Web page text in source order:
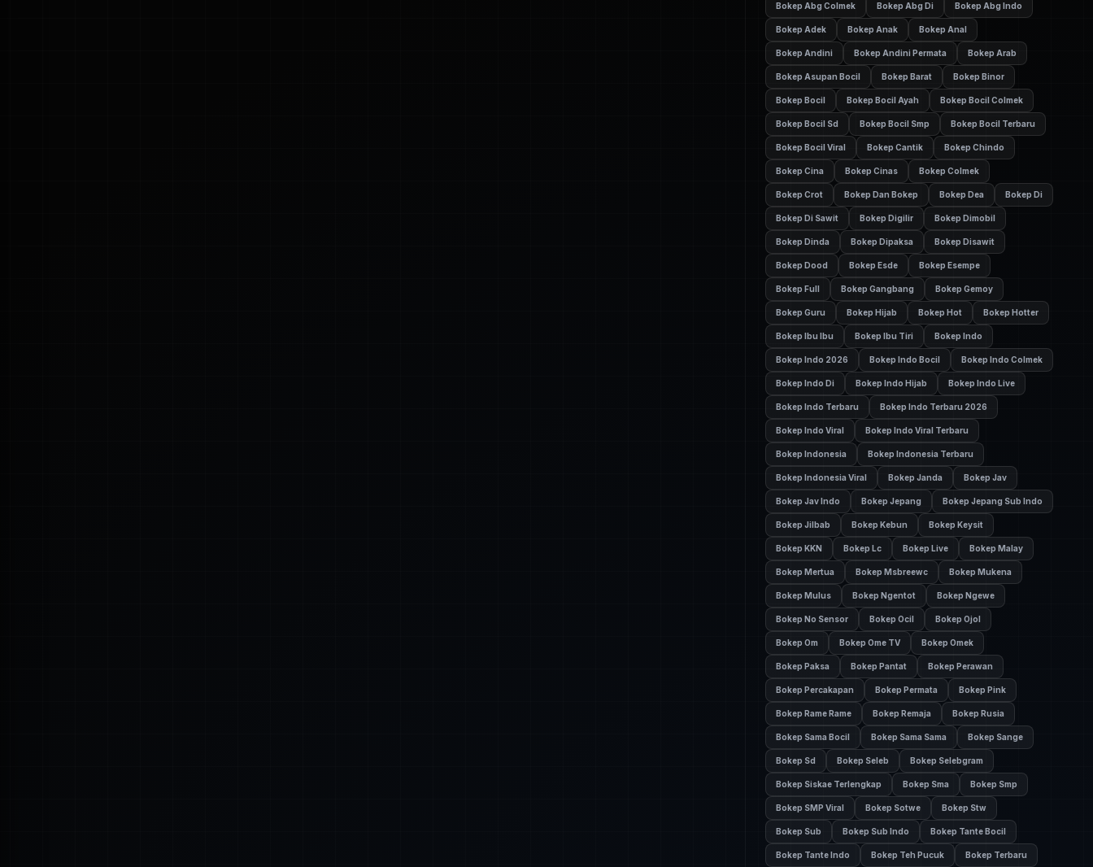
Bokep Abg Colmek Bokep Abg Di Bokep Abg Indo
Bokep Adek Bokep Anak Bokep Anal
Bokep Andini Bokep Andini Permata Bokep Arab
Bokep Asupan Bocil Bokep Barat Bokep Binor
Bokep Bocil Bokep Bocil Ayah Bokep Bocil Colmek
Bokep Bocil Sd Bokep Bocil Smp Bokep Bocil Terbaru
Bokep Bocil Viral Bokep Cantik Bokep Chindo
Bokep Cina Bokep Cinas Bokep Colmek
Bokep Crot Bokep Dan Bokep Bokep Dea Bokep Di
Bokep Di Sawit Bokep Digilir Bokep Dimobil
Bokep Dinda Bokep Dipaksa Bokep Disawit
Bokep Dood Bokep Esde Bokep Esempe
Bokep Full Bokep Gangbang Bokep Gemoy
Bokep Guru Bokep Hijab Bokep Hot Bokep Hotter
Bokep Ibu Ibu Bokep Ibu Tiri Bokep Indo
Bokep Indo 2026 Bokep Indo Bocil Bokep Indo Colmek
Bokep Indo Di Bokep Indo Hijab Bokep Indo Live
Bokep Indo Terbaru Bokep Indo Terbaru 2026
Bokep Indo Viral Bokep Indo Viral Terbaru
Bokep Indonesia Bokep Indonesia Terbaru
Bokep Indonesia Viral Bokep Janda Bokep Jav
Bokep Jav Indo Bokep Jepang Bokep Jepang Sub Indo
Bokep Jilbab Bokep Kebun Bokep Keysit
Bokep KKN Bokep Lc Bokep Live Bokep Malay
Bokep Mertua Bokep Msbreewc Bokep Mukena
Bokep Mulus Bokep Ngentot Bokep Ngewe
Bokep No Sensor Bokep Ocil Bokep Ojol
Bokep Om Bokep Ome TV Bokep Omek
Bokep Paksa Bokep Pantat Bokep Perawan
Bokep Percakapan Bokep Permata Bokep Pink
Bokep Rame Rame Bokep Remaja Bokep Rusia
Bokep Sama Bocil Bokep Sama Sama Bokep Sange
Bokep Sd Bokep Seleb Bokep Selebgram
Bokep Siskae Terlengkap Bokep Sma Bokep Smp
Bokep SMP Viral Bokep Sotwe Bokep Stw
Bokep Sub Bokep Sub Indo Bokep Tante Bocil
Bokep Tante Indo Bokep Teh Pucuk Bokep Terbaru